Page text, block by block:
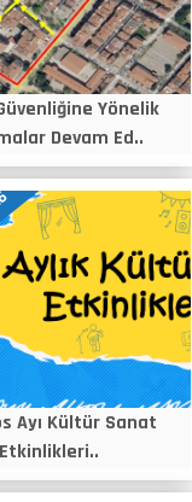
Yönelik
Devam Ed..
Ayı Kültür Sanat
Etkinlikleri..